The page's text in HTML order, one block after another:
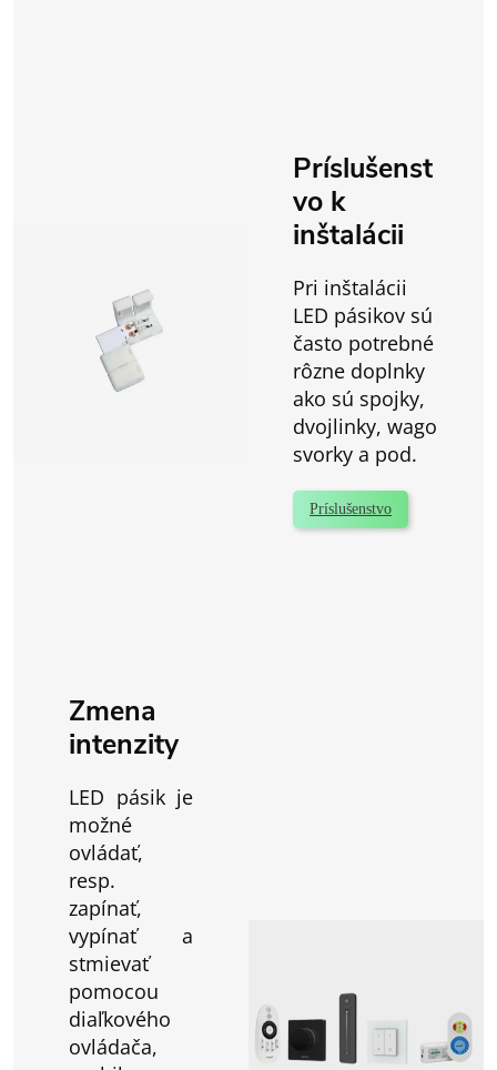
Príslušenst
vo k
inštalácii
Pri inštalácii
LED pásikov sú
často potrebné
rôzne doplnky
ako sú spojky,
dvojlinky, wago
svorky a pod.
Príslušenstvo
Zmena
intenzity
LED pásik je
možné
ovládať,
resp.
zapínať,
vypínať a
stmievať
pomocou
diaľkového
ovládača,